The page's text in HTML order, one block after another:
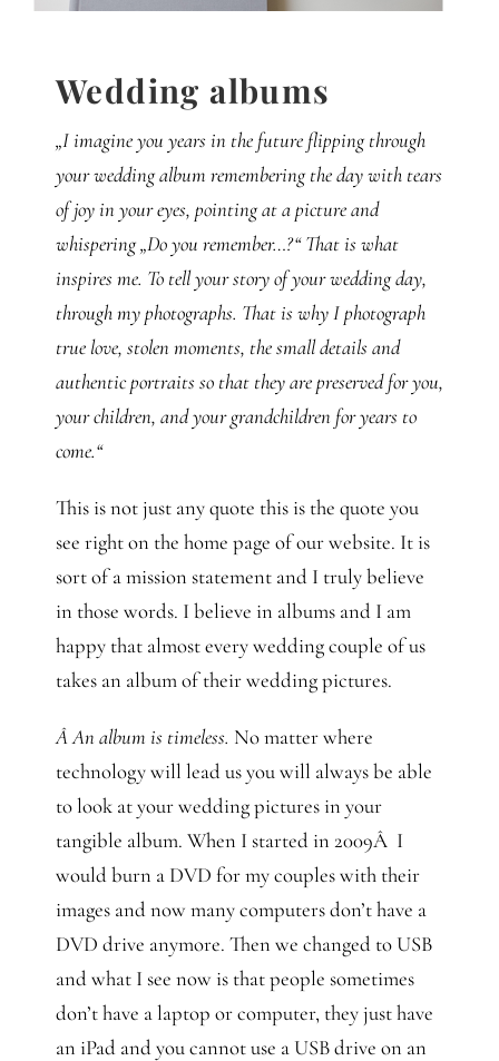
Schreiben
Wedding albums
„I imagine you years in the future flipping through
your wedding album remembering the day with tears
of joy in your eyes, pointing at a picture and
whispering „Do you remember…?“ That is what
inspires me. To tell your story of your wedding day,
through my photographs. That is why I photograph
true love, stolen moments, the small details and
authentic portraits so that they are preserved for you,
your children, and your grandchildren for years to
come.“
This is not just any quote this is the quote you
see right on the home page of our website. It is
sort of a mission statement and I truly believe
in those words. I believe in albums and I am
happy that almost every wedding couple of us
takes an album of their wedding pictures.
Â An album is timeless. No matter where
technology will lead us you will always be able
to look at your wedding pictures in your
tangible album. When I started in 2009Â I
would burn a DVD for my couples with their
images and now many computers don’t have a
DVD drive anymore. Then we changed to USB
and what I see now is that people sometimes
don’t have a laptop or computer, they just have
an iPad and you cannot use a USB drive on an